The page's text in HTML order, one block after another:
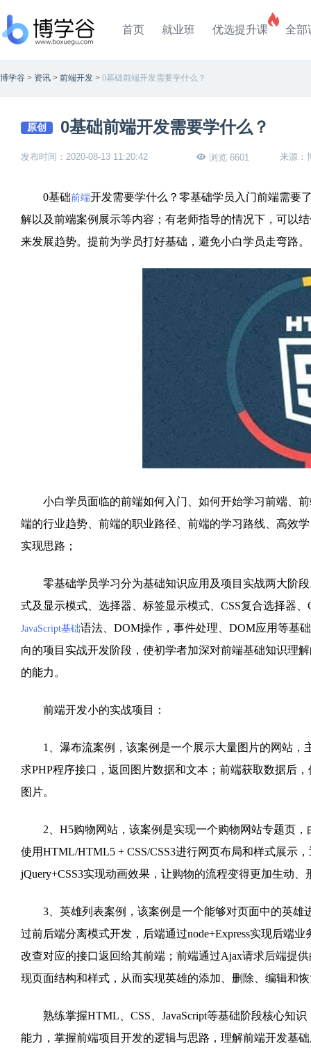
首页 就业班 优选提升课 全部
博学谷 > 资讯 > 前端开发 > 0基础前端开发需要学什么？
原创 0基础前端开发需要学什么？
发布时间：2020-08-13 11:20:42 浏览 6601 来源：
0基础前端开发需要学什么？零基础学员入门前端需要
解以及前端案例展示等内容；有老师指导的情况下，可以
来发展趋势。提前为学员打好基础，避免小白学员走弯路。
小白学员面临的前端如何入门、如何开始学习前端、前
端的行业趋势、前端的职业路径、前端的学习路线、高效
实现思路；
零基础学员学习分为基础知识应用及项目实战两大阶段
式及显示模式、选择器、标签显示模式、CSS复合选择器
JavaScript基础语法、DOM操作，事件处理、DOM应用等基
向的项目实战开发阶段，使初学者加深对前端基础知识理
的能力。
前端开发小的实战项目：
1、瀑布流案例，该案例是一个展示大量图片的网站，
求PHP程序接口，返回图片数据和文本；前端获取数据后
图片。
2、H5购物网站，该案例是实现一个购物网站专题页，
使用HTML/HTML5 + CSS/CSS3进行网页布局和样式展示
jQuery+CSS3实现动画效果，让购物的流程变得更加生动
3、英雄列表案例，该案例是一个能够对页面中的英雄
过前后端分离模式开发，后端通过node+Express实现后端
改查对应的接口返回给其前端；前端通过Ajax请求后端提
现页面结构和样式，从而实现英雄的添加、删除、编辑和
熟练掌握HTML、CSS、JavaScript等基础阶段核心知识
能力，掌握前端项目开发的逻辑与思路，理解前端开发基